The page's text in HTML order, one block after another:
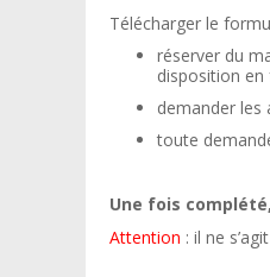
Télécharger le
réserver du
disposition
demander les
toute
Une fois
Attention : il ne